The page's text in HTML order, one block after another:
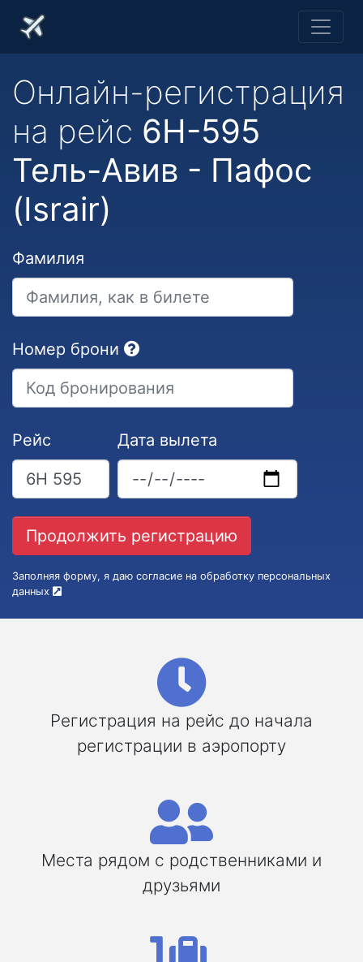
Онлайн-регистрация
на рейс 6H-595
Тель-Авив - Пафос
(Israir)
Фамилия
Номер брони
Рейс Дата вылета
Заполняя форму, я даю согласие на обработку персональных
данных
Регистрация на рейс до начала
регистрации в аэропорту
Места рядом с родственниками и
друзьями